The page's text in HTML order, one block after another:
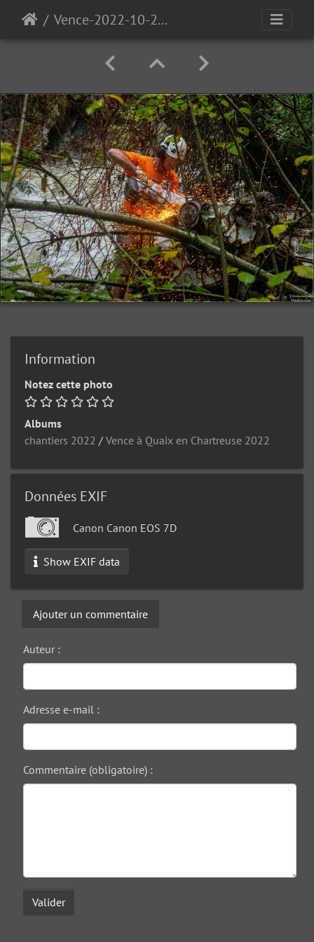
Vence-2022-10-22-8418 (Copier)
Information
Notez cette photo
Albums
chantiers 2022 / Vence à Quaix en Chartreuse 2022
Données EXIF
Canon Canon EOS 7D
Show EXIF data
Ajouter un commentaire
Auteur :
Adresse e-mail :
Commentaire (obligatoire) :
Valider